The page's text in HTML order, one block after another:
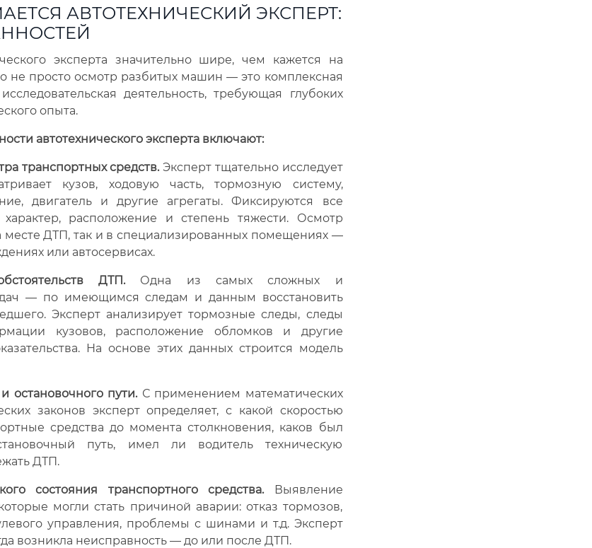
АВТОТЕХНИЧЕСКИЙ ЭКСПЕРТ:
эксперта значительно шире, чем кажется на
не просто осмотр разбитых машин — это комплексная
деятельность, требующая глубоких
опыта.
автотехнического эксперта включают:
транспортных средств.Эксперт тщательно исследует
кузов, ходовую часть, тормозную систему,
двигатель и другие агрегаты. Фиксируются все
расположение и степень тяжести. Осмотр
месте ДТП, так и в специализированных помещениях —
или автосервисах.
ДТП.Одна из самых сложных и
— по имеющимся следам и данным восстановить
Эксперт анализирует тормозные следы, следы
кузовов, расположение обломков и другие
На основе этих данных строится модель
остановочного пути.С применением математических
законов эксперт определяет, с какой скоростью
средства до момента столкновения, каков был
путь, имел ли водитель техническую
ДТП.
состояния транспортного средства.Выявление
могли стать причиной аварии: отказ тормозов,
управления, проблемы с шинами и т.д. Эксперт
возникла неисправность — до или после ДТП.